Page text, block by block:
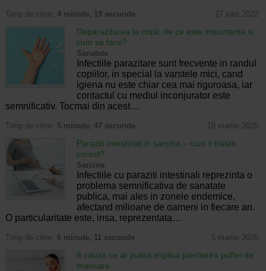
Timp de citire: 4 minute, 19 secunde 27 iulie 2022
Deparazitarea la copii: de ce este importanta si
cum se face?
Sanatate
Infectiile parazitare sunt frecvente in randul
copiilor, in special la varstele mici, cand
igiena nu este chiar cea mai riguroasa, iar
contactul cu mediul inconjurator este
semnificativ. Tocmai din acest…
Timp de citire: 5 minute, 47 secunde 19 martie 2025
Paraziti intestinali in sarcina – cum ii tratati
corect?
Sarcina
Infectiile cu paraziti intestinali reprezinta o
problema semnificativa de sanatate
publica, mai ales in zonele endemice,
afectand milioane de oameni in fiecare an.
O particularitate este, insa, reprezentata…
Timp de citire: 6 minute, 11 secunde 5 martie 2026
8 cauze ce ar putea explica pierderea poftei de
mancare